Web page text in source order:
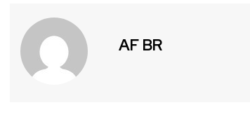
AF BR